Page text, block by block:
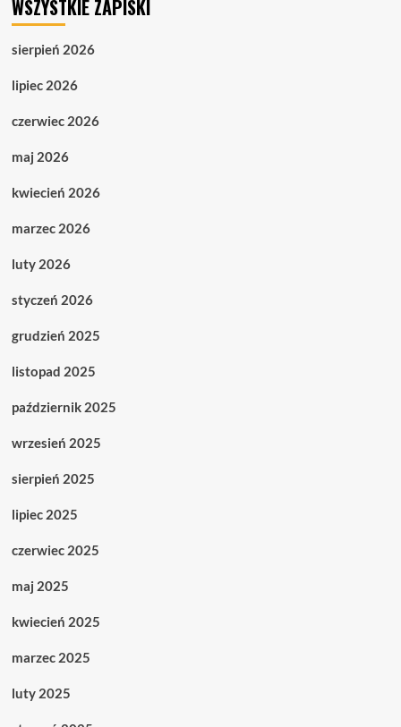
WSZYSTKIE ZAPISKI
sierpień 2026
lipiec 2026
czerwiec 2026
maj 2026
kwiecień 2026
marzec 2026
luty 2026
styczeń 2026
grudzień 2025
listopad 2025
październik 2025
wrzesień 2025
sierpień 2025
lipiec 2025
czerwiec 2025
maj 2025
kwiecień 2025
marzec 2025
luty 2025